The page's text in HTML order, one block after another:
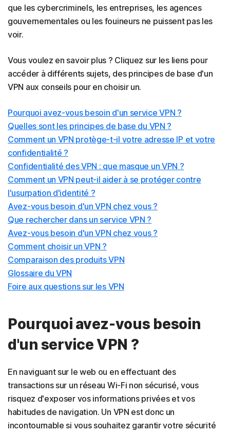
que les cybercriminels, les entreprises, les agences
gouvernementales ou les fouineurs ne puissent pas les
voir.
Vous voulez en savoir plus ? Cliquez sur les liens pour
accéder à différents sujets, des principes de base d'un
VPN aux conseils pour en choisir un.
Pourquoi avez-vous besoin d'un service VPN ?
Quelles sont les principes de base du VPN ?
Comment un VPN protège-t-il votre adresse IP et votre
confidentialité ?
Confidentialité des VPN : que masque un VPN ?
Comment un VPN peut-il aider à se protéger contre
l'usurpation d'identité ?
Avez-vous besoin d'un VPN chez vous ?
Que rechercher dans un service VPN ?
Avez-vous besoin d'un VPN chez vous ?
Comment choisir un VPN ?
Comparaison des produits VPN
Glossaire du VPN
Foire aux questions sur les VPN
Pourquoi avez-vous besoin
d'un service VPN ?
En naviguant sur le web ou en effectuant des
transactions sur un réseau Wi-Fi non sécurisé, vous
risquez d'exposer vos informations privées et vos
habitudes de navigation. Un VPN est donc un
incontournable si vous souhaitez garantir votre sécurité